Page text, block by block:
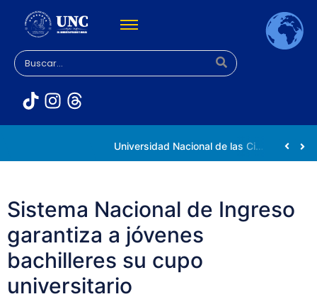
Universidad Nacional de las Ciencias impulsa vocaciones científicas en la Expoferia de Oportunidades de Estudio 2026
Sistema Nacional de Ingreso
garantiza a jóvenes
bachilleres su cupo
universitario